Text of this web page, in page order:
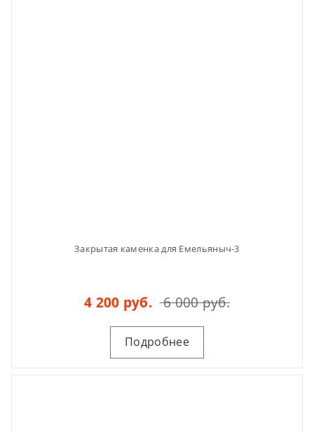
Закрытая каменка для Емельяныч-3
4 200 руб. 6 000 руб.
Подробнее